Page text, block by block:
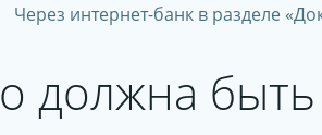
Через интернет-банк в разделе
должна